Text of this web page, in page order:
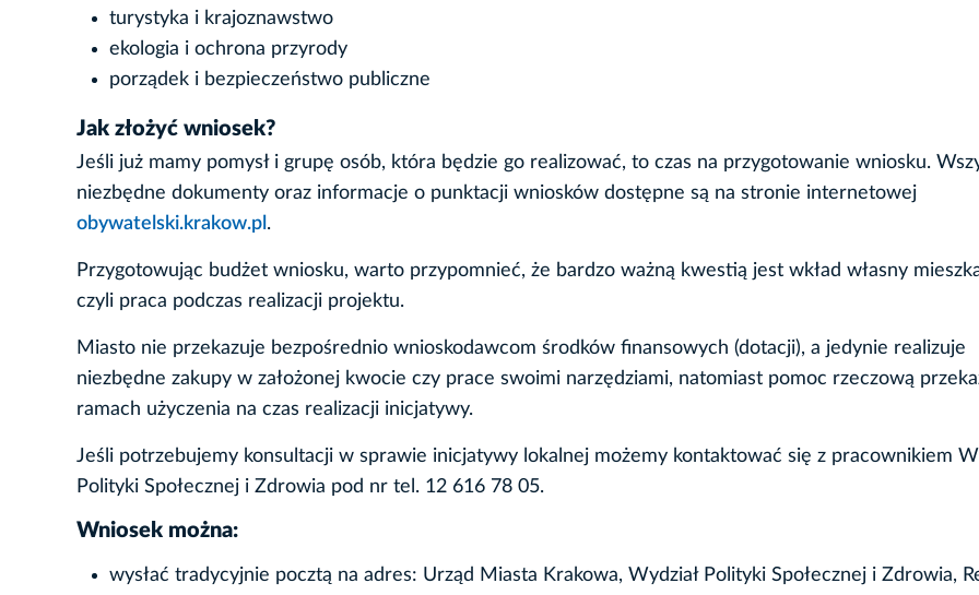
turystyka i krajoznawstwo
ekologia i ochrona przyrody
porządek i bezpieczeństwo publiczne
Jak złożyć wniosek?
Jeśli już mamy pomysł i grupę osób, która będzie go realizować, to czas na przygotowanie wniosku.
niezbędne dokumenty oraz informacje o punktacji wniosków dostępne są na stronie internetowej
obywatelski.krakow.pl .
Przygotowując budżet wniosku, warto przypomnieć, że bardzo ważną kwestią jest wkład własny
czyli praca podczas realizacji projektu.
Miasto nie przekazuje bezpośrednio wnioskodawcom środków finansowych (dotacji), a jedynie realizuje
niezbędne zakupy w założonej kwocie czy prace swoimi narzędziami, natomiast pomoc rzeczową
ramach użyczenia na czas realizacji inicjatywy.
Jeśli potrzebujemy konsultacji w sprawie inicjatywy lokalnej możemy kontaktować się z pracownikiem
Polityki Społecznej i Zdrowia pod nr tel. 12 616 78 05.
Wniosek można:
wysłać tradycyjnie pocztą na adres: Urząd Miasta Krakowa, Wydział Polityki Społecznej i Zdrowia,